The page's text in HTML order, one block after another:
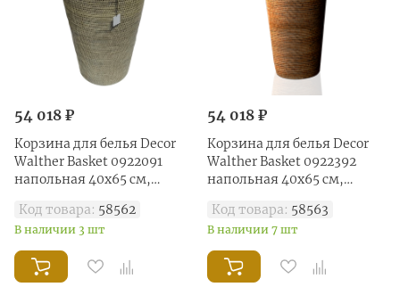
54 018 ₽
Корзина для белья Decor
Walther Basket 0922091
напольная 40x65 см,
Код товара: 58562
В наличии 3 шт
54 018 ₽
Корзина для белья Decor
Walther Basket 0922392
напольная 40x65 см,
Код товара: 58563
В наличии 7 шт